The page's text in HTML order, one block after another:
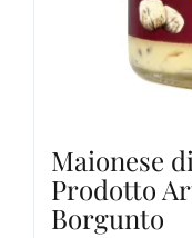
Maionese
Prodotto
Borgunto